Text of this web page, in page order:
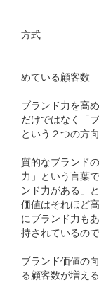
ブラ
方式
ブランド
めている顧客数
ブランド力を高
だけではなく「
という２つの方
質的なブランド
力」という言葉
ンド力がある」
価値はそれほど
にブランド力も
持されているの
ブランド価値の
る顧客数が増え